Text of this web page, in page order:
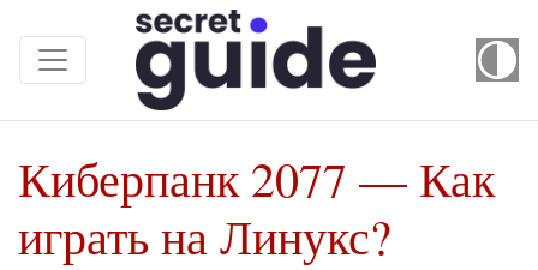
Киберпанк 2077 — Как
играть на Линукс?